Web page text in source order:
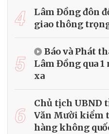
4
Lâm Đồng đôn
giao thông
5
Báo và Phát
Lâm Đồng qua
xa
6
Chủ tịch UBND
Văn Mười kiểm
hàng không